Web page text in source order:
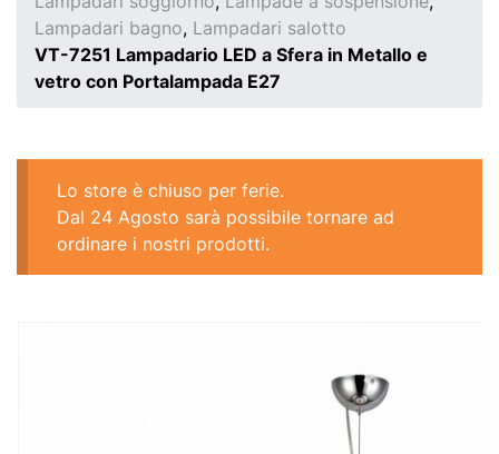
Lampadari bagno, Lampadari salotto
VT-7251 Lampadario LED a Sfera in Metallo e
vetro con Portalampada E27
Lo store è chiuso per ferie.
Dal 24 Agosto sarà possibile tornare ad
ordinare i nostri prodotti.